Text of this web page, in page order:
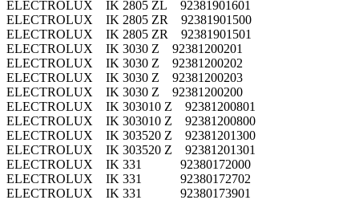
ELECTROLUX IK 2805 ZL 92381901601
ELECTROLUX IK 2805 ZR 92381901500
ELECTROLUX IK 2805 ZR 92381901501
ELECTROLUX IK 3030 Z 92381200201
ELECTROLUX IK 3030 Z 92381200202
ELECTROLUX IK 3030 Z 92381200203
ELECTROLUX IK 3030 Z 92381200200
ELECTROLUX IK 303010 Z 92381200801
ELECTROLUX IK 303010 Z 92381200800
ELECTROLUX IK 303520 Z 92381201300
ELECTROLUX IK 303520 Z 92381201301
ELECTROLUX IK 331 92380172000
ELECTROLUX IK 331 92380172702
ELECTROLUX IK 331 92380173901